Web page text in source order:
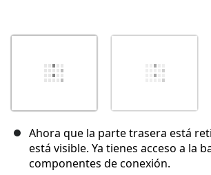
Ahora que la parte trasera está
está visible. Ya tienes acceso a la
componentes de conexión.